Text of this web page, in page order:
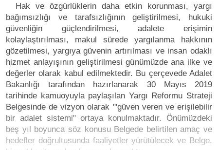
Hak ve özgürlüklerin daha etkin korunması, yargı
bağımsızlığı ve tarafsızlığının geliştirilmesi, hukuki
güvenliğin güçlendirilmesi, adalete erişimin
kolaylaştırılması, makul sürede yargılanma hakkının
gözetilmesi, yargıya güvenin artırılması ve insan odaklı
hizmet anlayışının geliştirilmesi günümüzde ana ilke ve
değerler olarak kabul edilmektedir. Bu çerçevede Adalet
Bakanlığı tarafından hazırlanarak 30 Mayıs 2019
tarihinde kamuoyuyla paylaşılan Yargı Reformu Strateji
Belgesinde de vizyon olarak "'güven veren ve erişilebilir
bir adalet sistemi" ortaya konulmaktadır. Önümüzdeki
beş yıl boyunca söz konusu Belgede belirtilen amaç ve
hedefler doğrultusunda faaliyetler yürütülecek ve Belge,